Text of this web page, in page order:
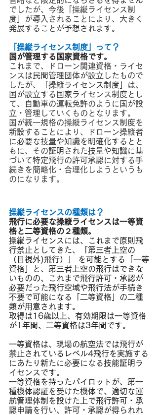
でしたが、今後「操縦ライセンス制
度」が導入されることにより、大きく
発展することが予想されます。
「操縦ライセンス制度」って？
国が管理する国家資格です。
これまで、ドローン関連資格・ライセ
ンスは民間管理団体が設立したもので
したが、「操縦ライセンス制度」は、
国が設立する国家ライセンス制度とし
て、自動車の運転免許のように国が設
立・管理していくものとなります。
国が統一規格の操縦ライセンス制度を
新設することにより、ドローン操縦者
に必要な技量や知識を明確化するとと
もに、その証明された技量や知識に基
づいて特定飛行の許可承認に対する手
続きを簡略化・合理化しようというも
のになります。
操縦ライセンスの種類は？
飛行に必要な操縦ライセンスは一等資
格と二等資格の２種類。
操縦ライセンスには、これまで原則飛
行禁止としてきた、「第三者上空の
（目視外)飛行）」 を可能とする「一等
資格」と、第三者上空の飛行はできな
いものの、これまで飛行許可・承認が
必要だった飛行空域や飛行法が手続き
不要で可能になる「二等資格」の二種
類が用意されます。
取得は16歳以上、有効期限は一等資格
が1年間、二等資格は3年間です。
一等資格は、現場の航空法では飛行が
禁止されているレベル4飛行を実施する
にあたり新たに必要になる技能証明ラ
イセンスです。
一等資格を持ったパイロットが、第一
種機体認証を受けた機体で、適切な運
航管理体制を設けた上で飛行許可・承
認申請を行い、許可・承認が得られれ